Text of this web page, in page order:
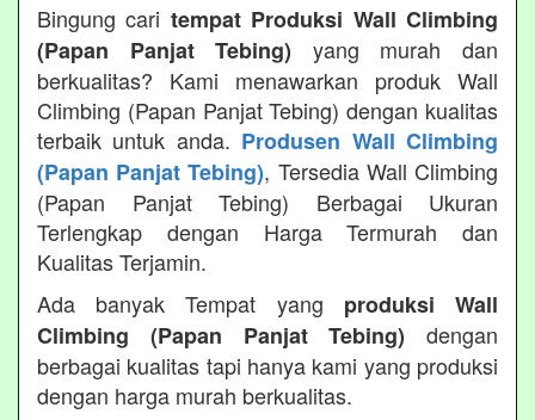
Bingung cari tempat Produksi Wall Climbing
(Papan Panjat Tebing) yang murah dan
berkualitas? Kami menawarkan produk Wall
Climbing (Papan Panjat Tebing) dengan kualitas
terbaik untuk anda. Produsen Wall Climbing
(Papan Panjat Tebing), Tersedia Wall Climbing
(Papan Panjat Tebing) Berbagai Ukuran
Terlengkap dengan Harga Termurah dan
Kualitas Terjamin.
Ada banyak Tempat yang produksi Wall
Climbing (Papan Panjat Tebing) dengan
berbagai kualitas tapi hanya kami yang produksi
dengan harga murah berkualitas.